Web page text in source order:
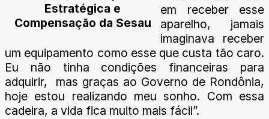
Estratégica e
Compensação da Sesau
em receber esse
aparelho, jamais
imaginava receber
um equipamento como esse que custa tão caro.
Eu não tinha condições financeiras para
adquirir, mas graças ao Governo de Rondônia,
hoje estou realizando meu sonho. Com essa
cadeira, a vida fica muito mais fácil”.